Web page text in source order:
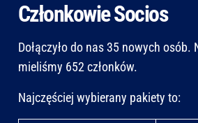
Członkowie Socios
Dołączyło do nas 35 nowych osób.
mieliśmy 652 członków.
Najczęściej wybierany pakiety to: